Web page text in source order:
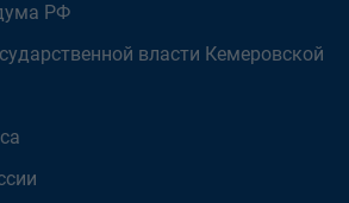
РФ
власти Кемеровской